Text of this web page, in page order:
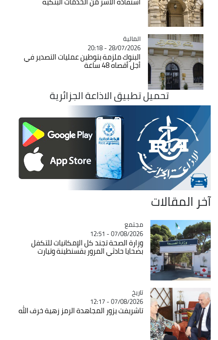
Catégorie
المالية
28/07/2026 - 20:18
البنوك ملزمة بتوطين عمليات التصدير في
أجل أقصاه 48 ساعة
تحميل تطبيق الاذاعة الجزائرية
آخر المقالات
Catégorie
مجتمع
07/08/2026 - 12:51
وزارة الصحة تجند كل الإمكانيات للتكفل
بضحايا حادثي المرور بقسنطينة وتيارت
Catégorie
تاريخ
07/08/2026 - 12:17
تاشريفت يزور المجاهدة الرمز زهية خرف الله